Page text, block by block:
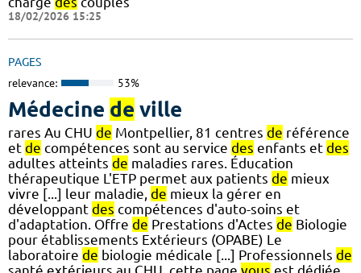
18/02/2026 15:25
PAGES
relevance: 53%
Médecine de ville
rares Au CHU de Montpellier, 81 centres de référence
et de compétences sont au service des enfants et des
adultes atteints de maladies rares. Éducation
thérapeutique L'ETP permet aux patients de mieux
vivre [...] leur maladie, de mieux la gérer en
développant des compétences d'auto-soins et
d'adaptation. Offre de Prestations d'Actes de Biologie
pour établissements Extérieurs (OPABE) Le
laboratoire de biologie médicale [...] Professionnels de